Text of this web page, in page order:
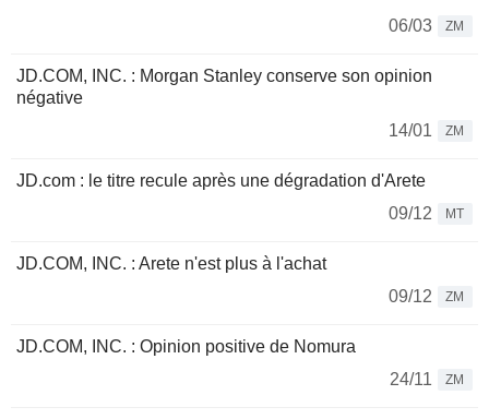
06/03
ZM
JD.COM, INC. : Morgan Stanley conserve son opinion
négative
14/01
ZM
JD.com : le titre recule après une dégradation d'Arete
09/12
MT
JD.COM, INC. : Arete n'est plus à l'achat
09/12
ZM
JD.COM, INC. : Opinion positive de Nomura
24/11
ZM